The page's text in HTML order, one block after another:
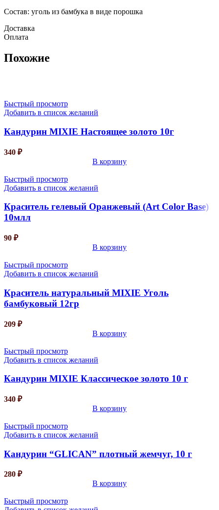
Состав: уголь из бамбука в виде порошка
Доставка
Оплата
Похожие
Быстрый просмотр
Добавить в список желаний
Кандурин MIXIE Настоящее золото 10г
340 ₽
В корзину
Быстрый просмотр
Добавить в список желаний
Краситель гелевый Оранжевый (Art Color Base)
10млл
90 ₽
В корзину
Быстрый просмотр
Добавить в список желаний
Краситель натуральный MIXIE Уголь
бамбуковый 12гр
209 ₽
В корзину
Быстрый просмотр
Добавить в список желаний
Кандурин MIXIE Классическое золото 10 г
340 ₽
В корзину
Быстрый просмотр
Добавить в список желаний
Кандурин “GLICAN” плотный жемчуг, 10 г
280 ₽
В корзину
Быстрый просмотр